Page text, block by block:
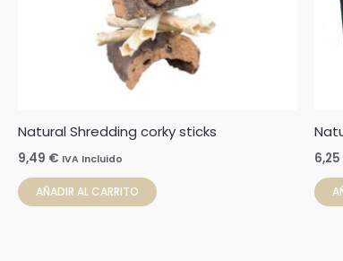
Natural Shredding corky sticks
9,49 € IVA Incluido
AÑADIR AL CARRITO
6,25